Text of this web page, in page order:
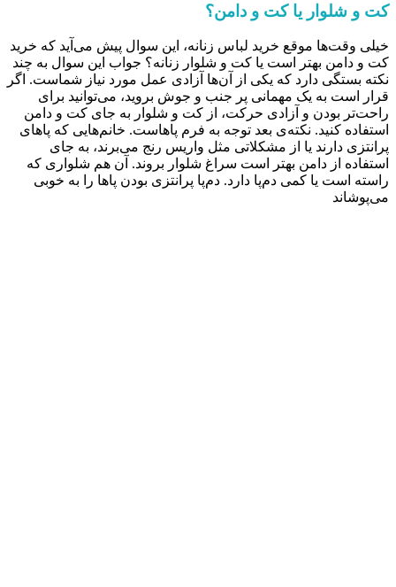
کت و شلوار یا کت و دامن؟
خیلی وقت‌ها موقع خرید لباس زنانه، این سوال پیش می‌آید که خرید
کت و دامن بهتر است یا کت و شلوار زنانه؟ جواب این سوال به چند
نکته بستگی دارد که یکی از آن‌ها آزادی عمل مورد نیاز شماست. اگر
قرار است به یک مهمانی پر جنب و جوش بروید، می‌توانید برای
راحت‌تر بودن و آزادی حرکت، از کت و شلوار به جای کت و دامن
استفاده کنید. نکته‌‌ی بعد توجه به فرم پاهاست. خانم‌هایی که پاهای
پرانتزی دارند یا از مشکلاتی مثل واریس رنج می‌برند، به جای
استفاده از دامن بهتر است سراغ شلوار بروند. آن هم شلواری که
راسته است یا کمی دم‌پا دارد. دم‌پا پرانتزی بودن پاها را به خوبی
می‌پوشاند